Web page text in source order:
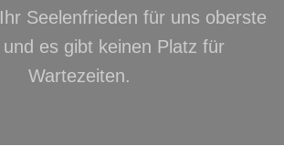
Seelenfrieden für uns oberste
es gibt keinen Platz für
Wartezeiten.